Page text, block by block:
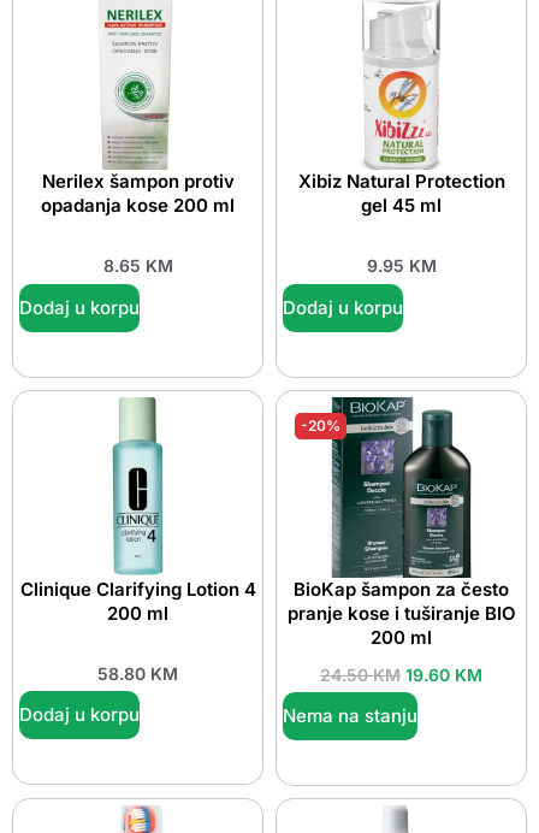
Nerilex šampon protiv
opadanja kose 200 ml
8.65 KM
Dodaj u korpu
Xibiz Natural Protection
gel 45 ml
9.95 KM
Dodaj u korpu
Clinique Clarifying Lotion 4
200 ml
58.80 KM
Dodaj u korpu
-20%
BioKap šampon za često
pranje kose i tuširanje BIO
200 ml
24.50KM 19.60 KM
Nema na stanju